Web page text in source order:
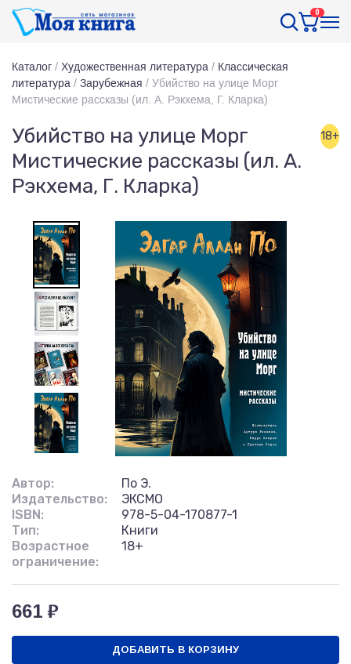
0
Каталог / Художественная литература / Классическая
литература / Зарубежная / Убийство на улице Морг
Мистические рассказы (ил. А. Рэкхема, Г. Кларка)
Убийство на улице Морг
Мистические рассказы (ил. А.
Рэкхема, Г. Кларка)
18+
Автор:
По Э.
Издательство:
ЭКСМО
ISBN:
978-5-04-170877-1
Тип:
Книги
Возрастное
ограничение:
18+
661 ₽
ДОБАВИТЬ В КОРЗИНУ